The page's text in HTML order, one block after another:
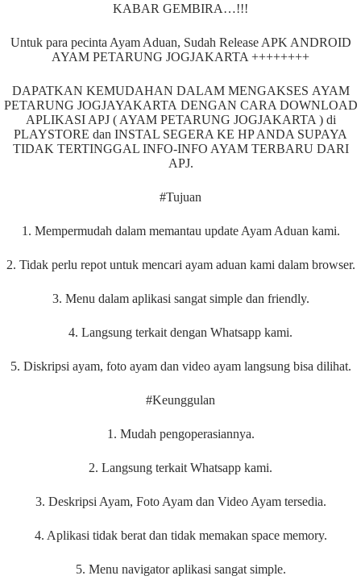
KABAR GEMBIRA…!!!
Untuk para pecinta Ayam Aduan, Sudah Release APK ANDROID
AYAM PETARUNG JOGJAKARTA ++++++++
DAPATKAN KEMUDAHAN DALAM MENGAKSES AYAM
PETARUNG JOGJAYAKARTA DENGAN CARA DOWNLOAD
APLIKASI APJ ( AYAM PETARUNG JOGJAKARTA ) di
PLAYSTORE dan INSTAL SEGERA KE HP ANDA SUPAYA
TIDAK TERTINGGAL INFO-INFO AYAM TERBARU DARI
APJ.
#Tujuan
1. Mempermudah dalam memantau update Ayam Aduan kami.
2. Tidak perlu repot untuk mencari ayam aduan kami dalam browser.
3. Menu dalam aplikasi sangat simple dan friendly.
4. Langsung terkait dengan Whatsapp kami.
5. Diskripsi ayam, foto ayam dan video ayam langsung bisa dilihat.
#Keunggulan
1. Mudah pengoperasiannya.
2. Langsung terkait Whatsapp kami.
3. Deskripsi Ayam, Foto Ayam dan Video Ayam tersedia.
4. Aplikasi tidak berat dan tidak memakan space memory.
5. Menu navigator aplikasi sangat simple.